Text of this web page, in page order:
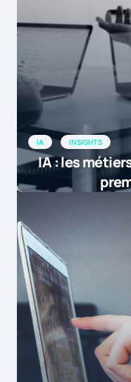
IA INSIGHTS
IA : les